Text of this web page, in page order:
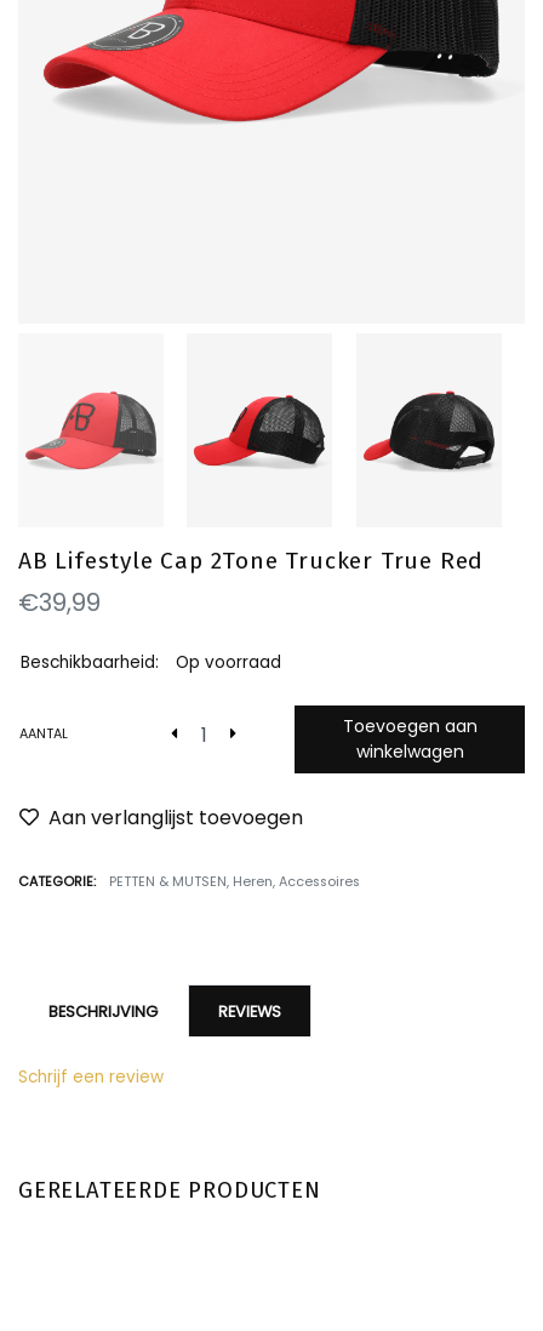
AB Lifestyle Cap 2Tone Trucker True Red
€39,99
Beschikbaarheid: Op voorraad
AANTAL
Toevoegen aan
winkelwagen
Aan verlanglijst toevoegen
CATEGORIE: PETTEN & MUTSEN, Heren, Accessoires
BESCHRIJVING REVIEWS
Schrijf een review
GERELATEERDE PRODUCTEN